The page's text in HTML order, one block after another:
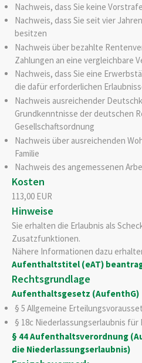
Nachweis, dass Sie keine
Nachweis, dass Sie seit vier
besitzen
Nachweis über bezahlte
Zahlungen an eine vergleichbare
Nachweis, dass Sie eine
die dafür erforderlichen
Nachweis ausreichender
Grundkenntnisse der deutschen
Gesellschaftsordnung
Nachweis über ausreichenden
Familie
Nachweis des angemessenen
Kosten
113,00 EUR
Hinweise
Sie erhalten die Erlaubnis als
Zusatzfunktionen.
Nähere Informationen dazu
Aufenthaltstitel (eAT)
Rechtsgrundlage
Aufenthaltsgesetz (AufenthG)
§ 5 Allgemeine
§ 18c Niederlassungserlaubnis für
§ 44 Aufenthaltsverordnung
die Niederlassungserlaubnis)